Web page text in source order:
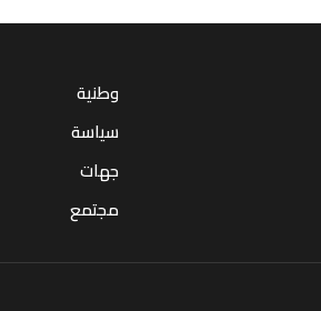
وطنية
سياسة
جهات
مجتمع